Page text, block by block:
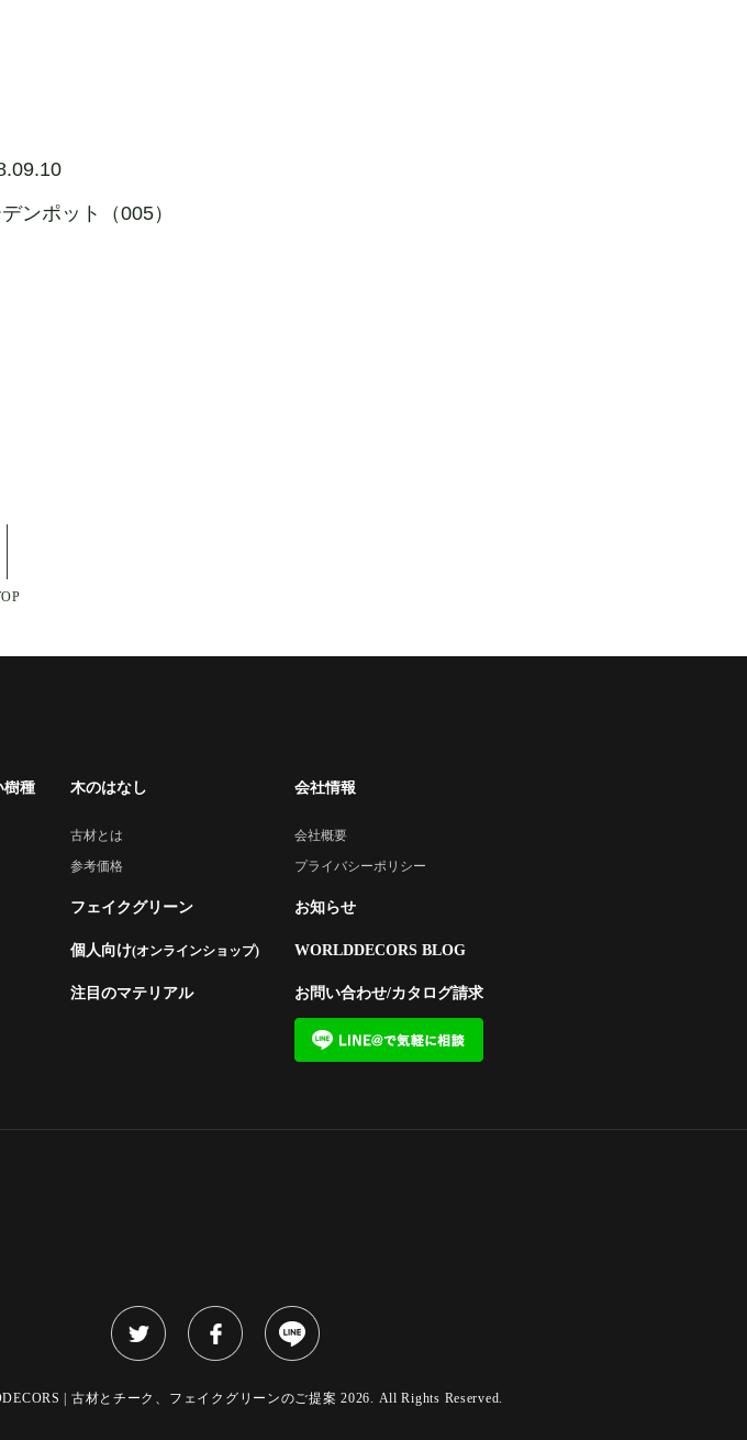
ンポット（005）
樹種 木のはなし
古材とは
参考価格
フェイクグリーン
個人向け(オンラインショップ)
注目のマテリアル
会社情報
会社概要
プライバシーポリシー
お知らせ
WORLDDECORS BLOG
お問い合わせ/カタログ請求
| 古材とチーク、フェイクグリーンのご提案 2026. All Rights Reserved.